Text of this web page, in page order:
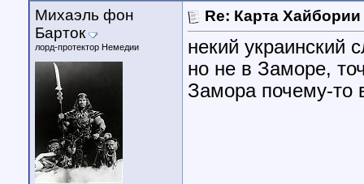
Михаэль фон
Барток
лорд-протектор Немедии
Re: Карта Хайбории
некий украинский
но не в Заморе,
Замора почему-то